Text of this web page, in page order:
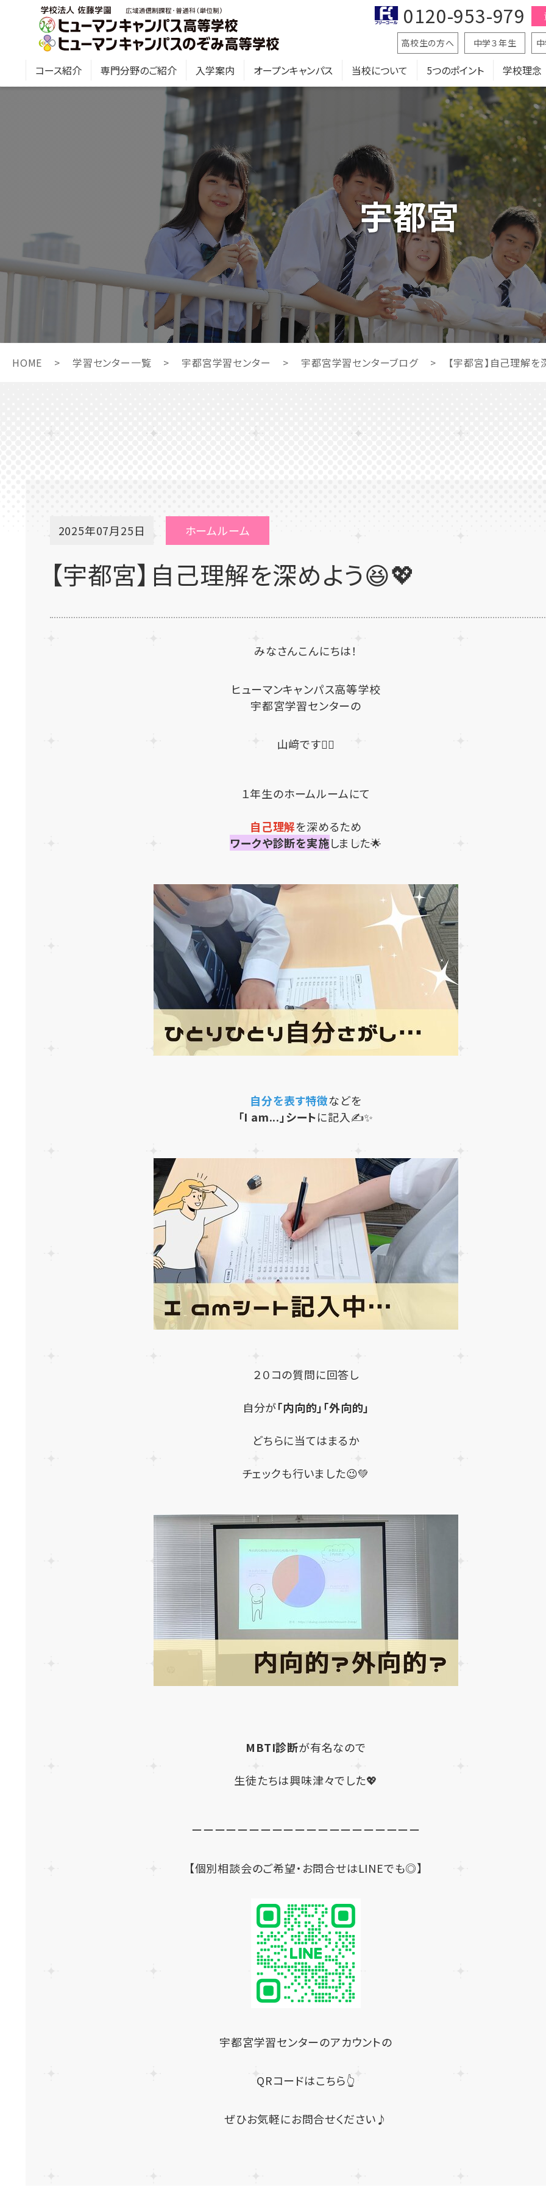
コース紹介 専門分野のご紹介 入学案内 オープンキャンパス 当校について 5つのポイント 学校理念
高校生の方へ 中学３年生
0120-953-979
宇都宮
HOME > 学習センター一覧 > 宇都宮学習センター > 宇都宮学習センターブログ > 【宇都宮】自己理解を
2025年07月25日 ホームルーム
【宇都宮】自己理解を深めよう😆💖
みなさんこんにちは！
ヒューマンキャンパス高等学校
宇都宮学習センターの
山﨑です🙋‍♀️
１年生のホームルームにて
自己理解を深めるため
ワークや診断を実施しました🌟
自分を表す特徴などを
「I am...」シートに記入✍✨
２０コの質問に回答し
自分が「内向的」「外向的」
どちらに当てはまるか
チェックも行いました😉💚
MBTI診断が有名なので
生徒たちは興味津々でした💖
ーーーーーーーーーーーーーーーーーーーー
【個別相談会のご希望・お問合せはLINEでも◎】
宇都宮学習センターのアカウントの
QRコードはこちら👆
ぜひお気軽にお問合せください♪